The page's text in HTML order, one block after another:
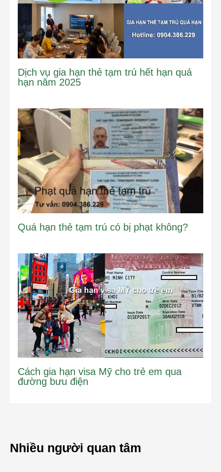
Dịch vụ gia hạn thẻ tạm trú hết hạn quá
hạn năm 2025
Quá hạn thẻ tạm trú có bị phạt không?
Cách gia hạn visa Mỹ cho trẻ em qua
đường bưu điện
Nhiều người quan tâm